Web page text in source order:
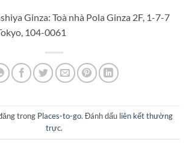
Ginza: Toà nhà Pola Ginza 2F, 1-7-7
104-0061
trong Places-to-go. Đánh dấu liên kết thường
trực.